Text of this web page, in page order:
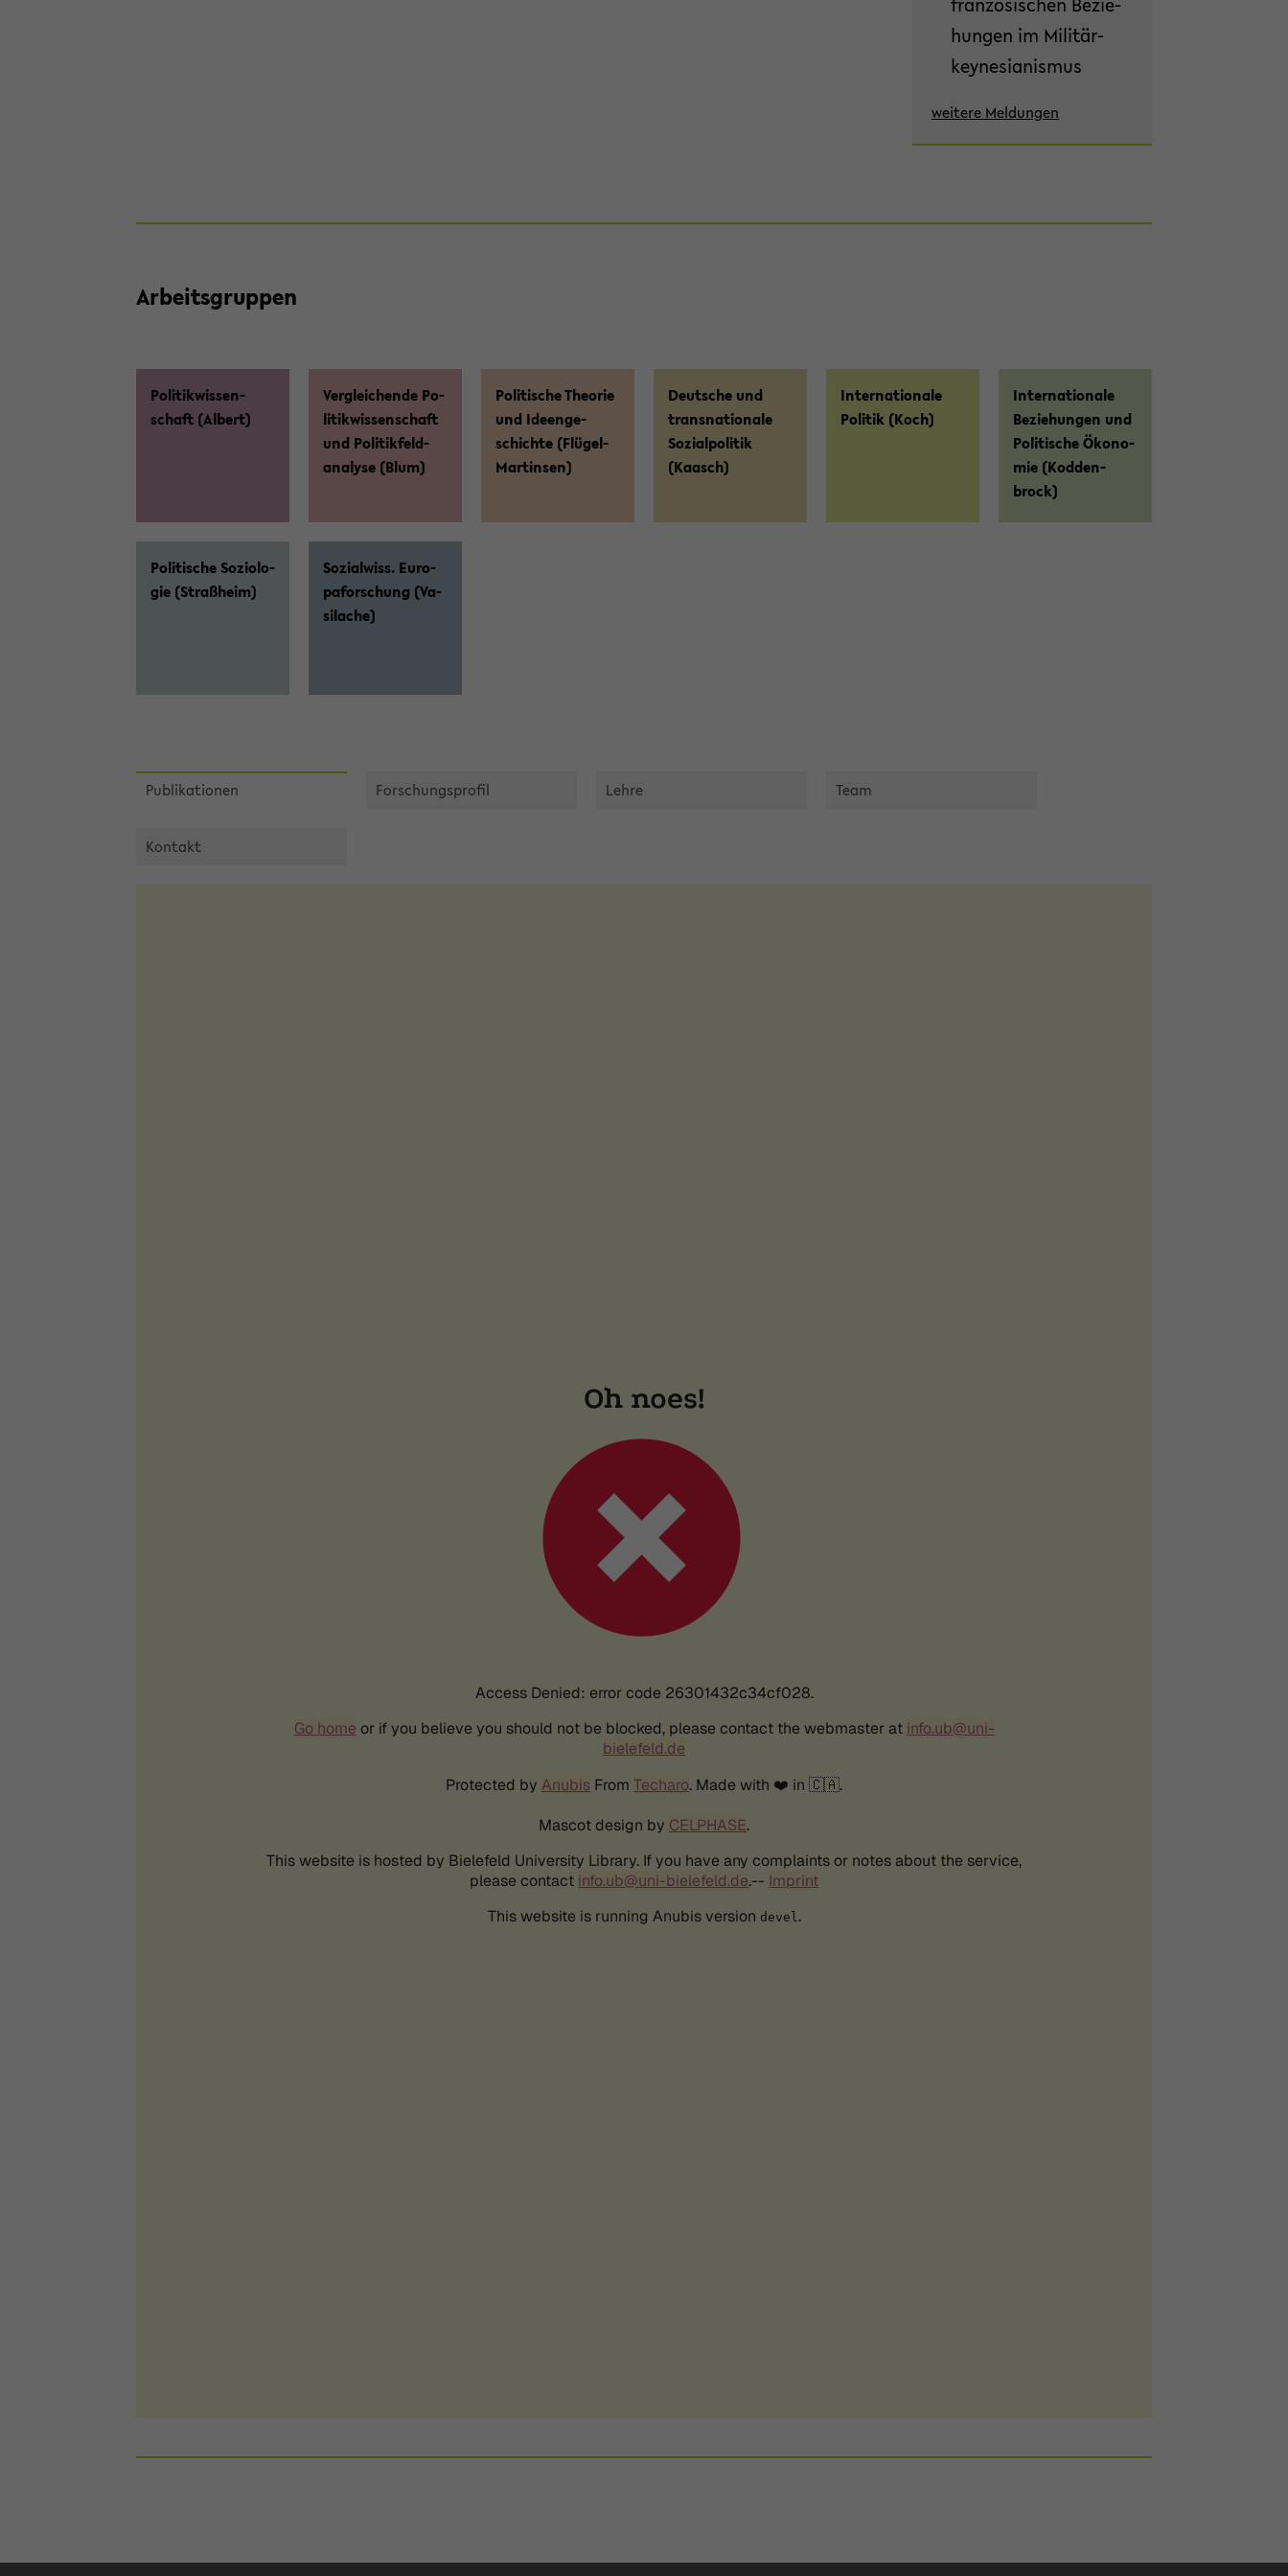
hun­gen im Mi­li­tär­
keyne­sia­nis­mus
wei­te­re Mel­dun­gen
Ar­beits­grup­pen
Po­li­tik­wis­sen­
schaft (Al­bert)
Ver­glei­chen­de Po­
li­tik­wis­sen­schaft
und Po­li­tik­feld­
ana­ly­se (Blum)
Po­li­ti­sche Theo­rie
und Ideen­ge­
schich­te (Flügel-​
Martinsen)
Po­li­ti­sche So­zio­lo­
gie (Straß­heim)
So­zi­al­wiss. Eu­ro­
pa­for­schung (Va­
sila­che)
Deut­sche und
trans­na­tio­na­le
So­zi­al­po­li­tik
(Kaasch)
In­ter­na­tio­na­le
Po­li­tik (Koch)
In­ter­na­tio­na­le
Be­zie­hun­gen und
Po­li­ti­sche Öko­no­
mie (Kod­den­
brock)
Pu­bli­ka­tio­nen For­schungs­pro­fil Lehre Team
Kon­takt